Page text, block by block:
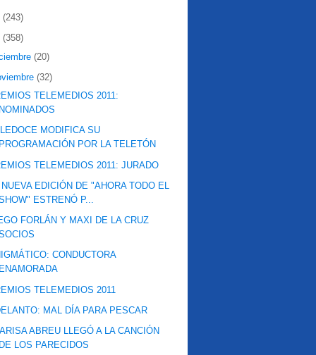
(243)
(358)
(20)
(32)
TELEMEDIOS 2011:
MODIFICA SU
POR LA TELETÓN
TELEMEDIOS 2011: JURADO
EDICIÓN DE "AHORA TODO EL
ESTRENÓ P...
FORLÁN Y MAXI DE LA CRUZ
CONDUCTORA
TELEMEDIOS 2011
MAL DÍA PARA PESCAR
ABREU LLEGÓ A LA CANCIÓN
LOS PARECIDOS